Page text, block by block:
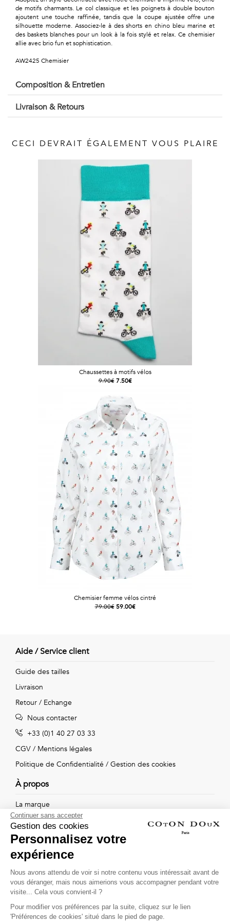
Géométriques
Talents
Métiers
Petits
motifs
de motifs charmants. Le col classique et les poignets à double bouton
ajoutent une touche raffinée, tandis que la coupe ajustée offre une
silhouette moderne. Associez-le à des shorts en chino bleu marine et
des baskets blanches pour un look à la fois stylé et relax. Ce chemisier
allie avec brio fun et sophistication.
AW2425 Chemisier
Composition & Entretien
Livraison & Retours
CECI DEVRAIT ÉGALEMENT VOUS PLAIRE
Chaussettes à motifs vélos
9.90€ 7.50€
Chemisier femme vélos cintré
79.00€ 59.00€
Aide / Service client
Guide des tailles
Livraison
Retour / Echange
Nous contacter
+33 (0)1 40 27 03 33
CGV / Mentions légales
Politique de Confidentialité / Gestion des cookies
À propos
La marque
Nos boutiques
Suivez-nous !
Recevez par email l'actualité de Coton Doux : nouvelles
collections, remises spéciales et ventes privées...
Continuer sans accepter
Gestion des cookies
Personnalisez votre
expérience
Nous avons attendu de voir si notre contenu vous intéressait avant de
vous déranger, mais nous aimerions vous accompagner pendant votre
visite... Cela vous convient-il ?
Pour modifier vos préférences par la suite, cliquez sur le lien
'Préférences de cookies' situé dans le pied de page.